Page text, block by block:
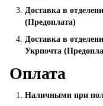
Доставка в
(Предоплата)
Доставка в
Укрпочта
Оплата
Наличными при